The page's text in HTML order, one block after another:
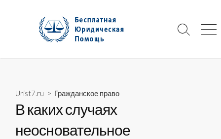
Search
Urist7.ru > Гражданское право
В каких случаях
неосновательное